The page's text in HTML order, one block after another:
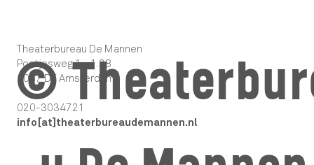
©
Theaterbureau De Mannen
Postjesweg 1 - 1.28
1057 DT Amsterdam
020-3034721
info[at]theaterbureaudemannen.nl